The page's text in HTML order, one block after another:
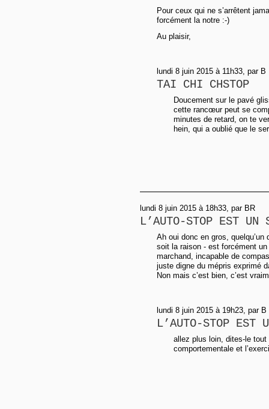
Pour ceux qui ne s’arrêtent
forcément la notre :-)
Au plaisir,
lundi 8 juin 2015 à 11h33, par B
TAI CHI CHSTOP
Doucement sur le pavé
cette rancœur peut se
minutes de retard, on te
hein, qui a oublié que le
lundi 8 juin 2015 à 18h33, par BR
L’AUTO-STOP EST UN
Ah oui donc en gros, quelqu’un
soit la raison - est forcément
marchand, incapable de
juste digne du mépris exprimé
Non mais c’est bien, c’est
lundi 8 juin 2015 à 19h23, par B
L’AUTO-STOP EST
allez plus loin, dites-le
comportementale et